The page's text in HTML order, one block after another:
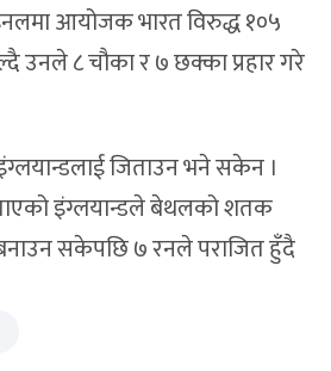
आयोजक भारत विरुद्ध १०५
उनले ८ चौका र ७ छक्का प्रहार गरे
जिताउन भने सकेन ।
इंग्लयान्डले बेथलको शतक
सकेपछि ७ रनले पराजित हुँदै